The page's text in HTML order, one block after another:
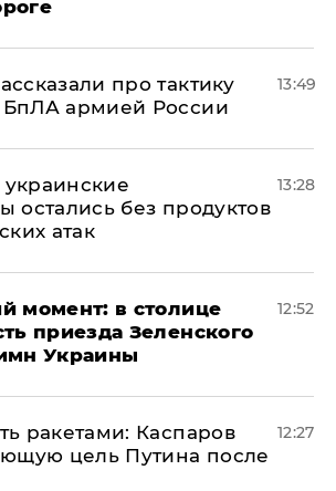
про тактику
армией России
13:49
остались без продуктов
атак
13:28
момент: в столице
приезда Зеленского
Украины
12:52
ракетами: Каспаров
цель Путина после
12:27